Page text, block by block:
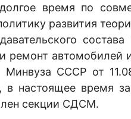
время по
развития
и ремонт
СССР от
настоящее время
секции СДСМ.